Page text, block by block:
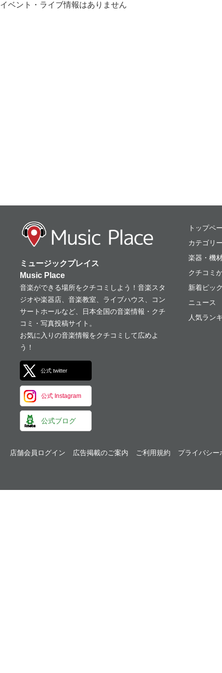
イベント・ライブ情報はありません
ミュージックプレ
ミュージックプレイス
Music Place
音楽ができる場所をクチコミしよう！音楽スタ
ジオや楽器店、音楽教室、ライブハウス、コン
サートホールなど、日本全国の音楽情報・クチ
コミ・写真投稿サイト。
お気に入りの音楽情報をクチコミして広めよ
う！
公式 twitter
公式 Instagram
公式ブログ
トップペ
カテゴリ
楽器・機
クチコミ
新着ピッ
ニュース
人気ラン
店舗会員ログイン 広告掲載のご案内 ご利用規約 プライバシー